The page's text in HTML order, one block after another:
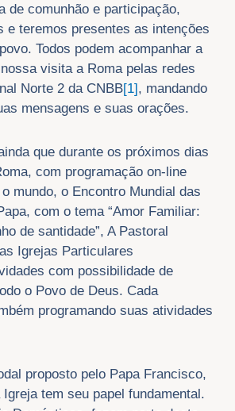
de comunhão e participação,
e teremos presentes as intenções
Todos podem acompanhar a
visita a Roma pelas redes
Norte 2 da CNBB[1] , mandando
mensagens e suas orações.
que durante os próximos dias
com programação on-line
mundo, o Encontro Mundial das
com o tema “Amor Familiar:
de santidade”, A Pastoral
Igrejas Particulares
com possibilidade de
o Povo de Deus. Cada
programando suas atividades
proposto pelo Papa Francisco,
tem seu papel fundamental.